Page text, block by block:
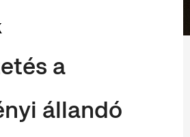
a
állandó